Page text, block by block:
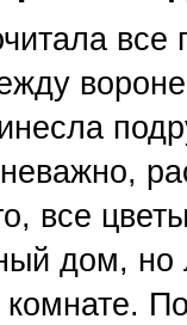
все
все
дом, но